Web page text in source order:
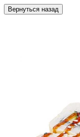
Вернуться назад